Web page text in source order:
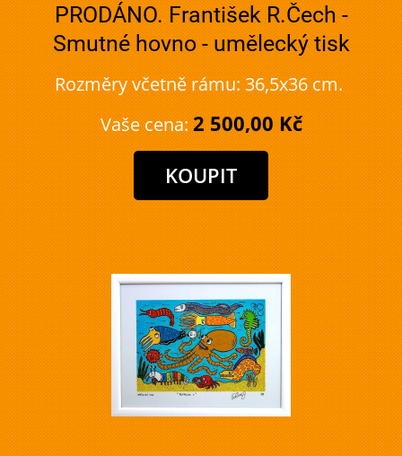
PRODÁNO. František R.Čech -
Smutné hovno - umělecký tisk
Rozměry včetně rámu: 36,5x36 cm.
Vaše cena: 2 500,00 Kč